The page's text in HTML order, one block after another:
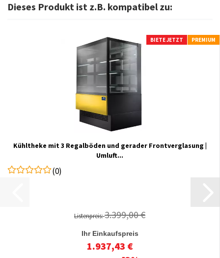
Dieses Produkt ist z.B. kompatibel zu:
BIETE JETZT PREMIUM
Kühltheke mit 3 Regalböden und gerader Frontverglasung |
Umluft...
(0)
Listenpreis:3.399,00 €
Ihr Einkaufspreis
1.937,43 €